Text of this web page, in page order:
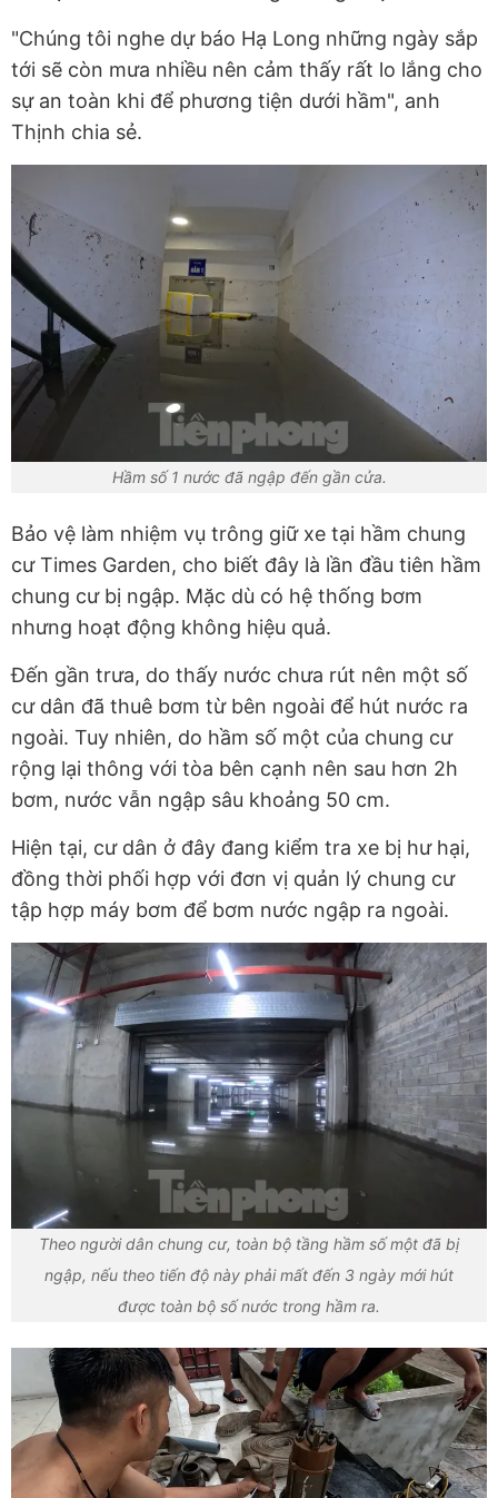
"Chúng tôi nghe dự báo Hạ Long những ngày sắp
tới sẽ còn mưa nhiều nên cảm thấy rất lo lắng cho
sự an toàn khi để phương tiện dưới hầm", anh
Thịnh chia sẻ.
Hầm số 1 nước đã ngập đến gần cửa.
Bảo vệ làm nhiệm vụ trông giữ xe tại hầm chung
cư Times Garden, cho biết đây là lần đầu tiên hầm
chung cư bị ngập. Mặc dù có hệ thống bơm
nhưng hoạt động không hiệu quả.
Đến gần trưa, do thấy nước chưa rút nên một số
cư dân đã thuê bơm từ bên ngoài để hút nước ra
ngoài. Tuy nhiên, do hầm số một của chung cư
rộng lại thông với tòa bên cạnh nên sau hơn 2h
bơm, nước vẫn ngập sâu khoảng 50 cm.
Hiện tại, cư dân ở đây đang kiểm tra xe bị hư hại,
đồng thời phối hợp với đơn vị quản lý chung cư
tập hợp máy bơm để bơm nước ngập ra ngoài.
Theo người dân chung cư, toàn bộ tầng hầm số một đã bị
ngập, nếu theo tiến độ này phải mất đến 3 ngày mới hút
được toàn bộ số nước trong hầm ra.